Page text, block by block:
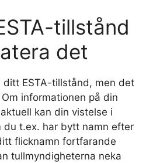
tillstånd
det
ESTA-tillstånd, men det
informationen på din
kan din vistelse i
du t.ex. har bytt namn efter
flicknamn fortfarande
tullmyndigheterna neka